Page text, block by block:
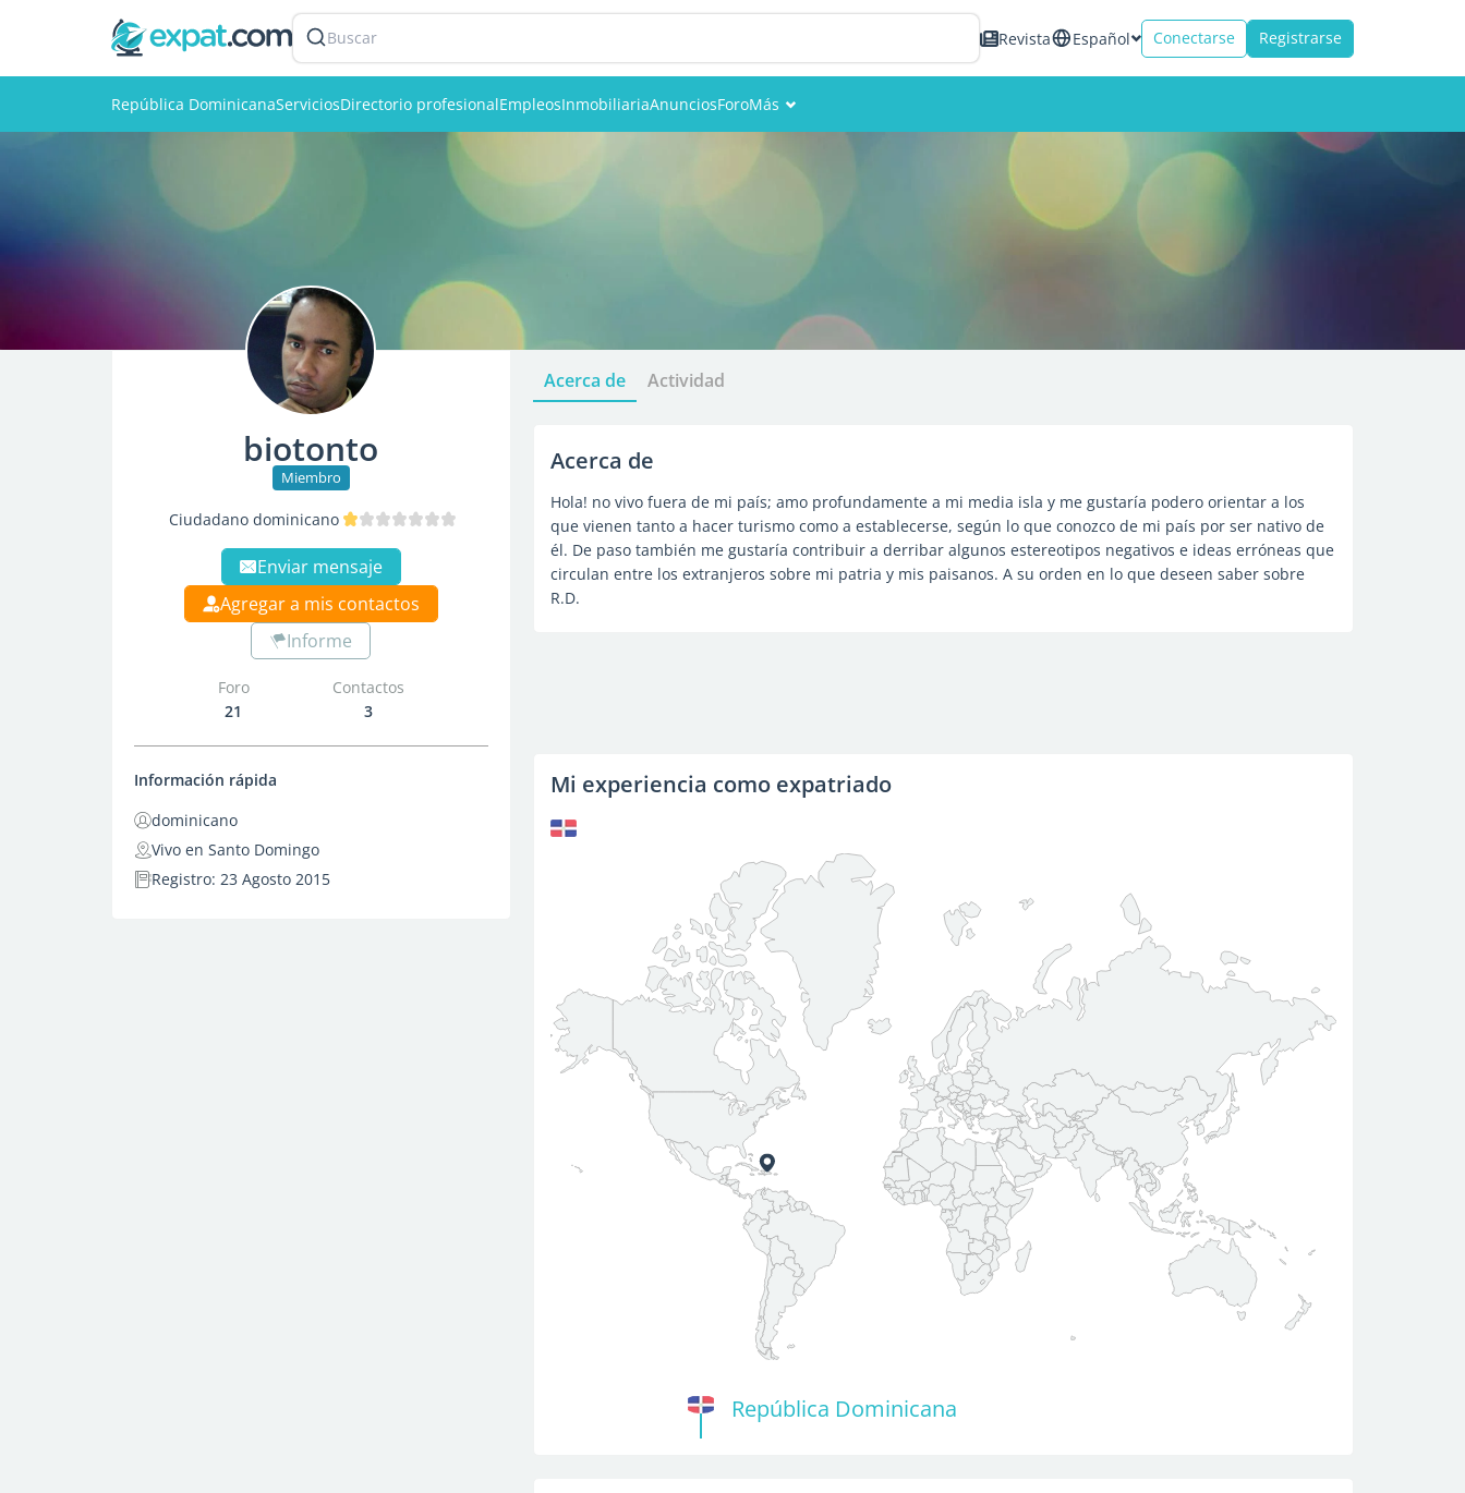
Buscar Revista Español Conectarse Registrarse
República DominicanaServiciosDirectorio profesionalEmpleosInmobiliariaAnunciosForoMás
biotonto
Miembro
Ciudadano dominicano
Enviar mensaje
Agregar a mis contactos
Informe
Foro
21
Contactos
3
Información rápida
dominicano
Vivo en Santo Domingo
Registro: 23 Agosto 2015
Acerca de Actividad
Acerca de
Hola! no vivo fuera de mi país; amo profundamente a mi media isla y me gustaría podero orientar a los
que vienen tanto a hacer turismo como a establecerse, según lo que conozco de mi país por ser nativo de
él. De paso también me gustaría contribuir a derribar algunos estereotipos negativos e ideas erróneas que
circulan entre los extranjeros sobre mi patria y mis paisanos. A su orden en lo que deseen saber sobre
R.D.
Mi experiencia como expatriado
República Dominicana